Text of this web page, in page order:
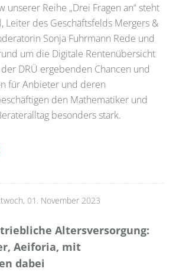
unserer Reihe „Drei Fragen an“ steht
Leiter des Geschäftsfelds Mergers &
Sonja Fuhrmann Rede und
um die Digitale Rentenübersicht
DRÜ ergebenden Chancen und
für Anbieter und deren
den Mathematiker und
besonders stark.
01. November 2023
Altersversorgung:
Aeiforia, mit
dabei